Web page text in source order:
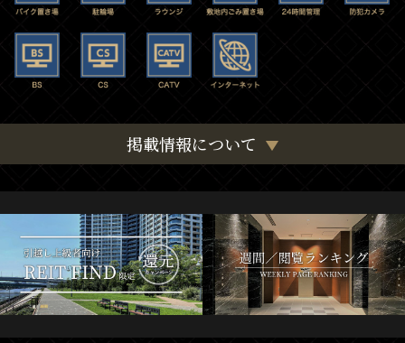
掲載情報について